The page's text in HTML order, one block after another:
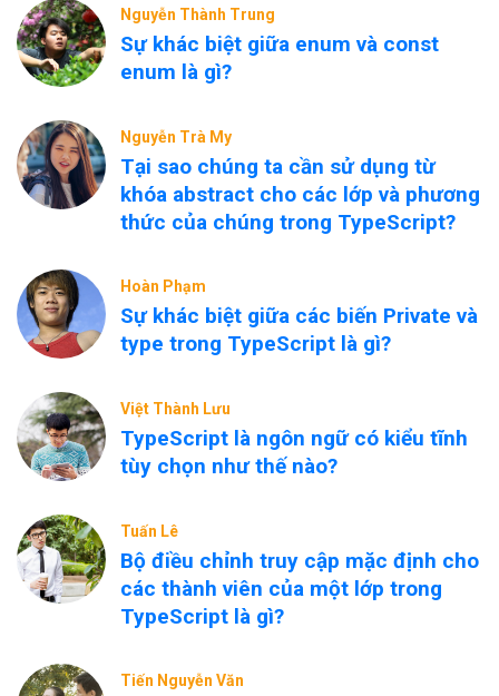
Nguyễn Thành Trung
Sự khác biệt giữa enum và const
enum là gì?
Nguyễn Trà My
Tại sao chúng ta cần sử dụng từ
khóa abstract cho các lớp và phương
thức của chúng trong TypeScript?
Hoàn Phạm
Sự khác biệt giữa các biến Private và
type trong TypeScript là gì?
Việt Thành Lưu
TypeScript là ngôn ngữ có kiểu tĩnh
tùy chọn như thế nào?
Tuấn Lê
Bộ điều chỉnh truy cập mặc định cho
các thành viên của một lớp trong
TypeScript là gì?
Tiến Nguyễn Văn